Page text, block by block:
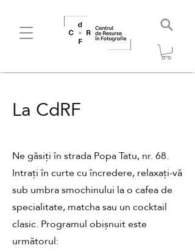
La CdRF
Ne găsiți în strada Popa Tatu, nr. 68.
Intrați în curte cu încredere, relaxați-vă
sub umbra smochinului la o cafea de
specialitate, matcha sau un cocktail
clasic. Programul obișnuit este
următorul: